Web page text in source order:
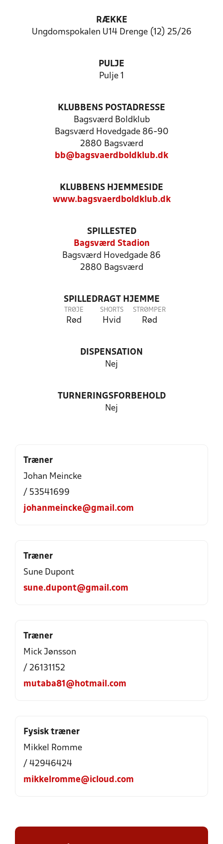
RÆKKE
Ungdomspokalen U14 Drenge (12) 25/26
PULJE
Pulje 1
KLUBBENS POSTADRESSE
Bagsværd Boldklub
Bagsværd Hovedgade 86-90
2880 Bagsværd
bb@bagsvaerdboldklub.dk
KLUBBENS HJEMMESIDE
www.bagsvaerdboldklub.dk
SPILLESTED
Bagsværd Stadion
Bagsværd Hovedgade 86
2880 Bagsværd
SPILLEDRAGT HJEMME
TRØJE
Rød
SHORTS
Hvid
STRØMPER
Rød
DISPENSATION
Nej
TURNERINGSFORBEHOLD
Nej
Træner
Johan Meincke
/ 53541699
johanmeincke@gmail.com
Træner
Sune Dupont
sune.dupont@gmail.com
Træner
Mick Jønsson
/ 26131152
mutaba81@hotmail.com
Fysisk træner
Mikkel Romme
/ 42946424
mikkelromme@icloud.com